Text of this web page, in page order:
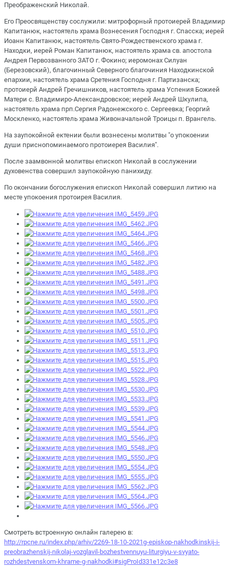
Преображенский Николай.
Его Преосвященству сослужили: митрофорный протоиерей Владимир
Капитанюк, настоятель храма Вознесения Господня г. Спасска; иерей
Иоанн Капитанюк, настоятель Свято-Рождественского храма г.
Находки, иерей Роман Капитанюк, настоятель храма св. апостола
Андрея Первозванного ЗАТО г. Фокино; иеромонах Силуан
(Березовский), благочинный Северного благочиния Находкинской
епархии, настоятель храма Сретения Господня г. Партизанска;
протоиерй Андрей Гречишников, настоятель храма Успения Божией
Матери с. Владимиро-Александровское; иерей Андрей Шкулипа,
настоятель храма прп.Сергия Радонежского с. Сергеевка; Георгий
Москленко, настоятель храма Живоначальной Троицы п. Врангель.
На заупокойной ектении были вознесены молитвы "о упокоении
души приснопоминаемого протоиерея Василия".
После заамвонной молитвы епископ Николай в сослужении
духовенства совершил заупокойную панихиду.
По окончании богослужения епископ Николай совершил литию на
месте упокоения протоирея Василия.
Смотреть встроенную онлайн галерею в:
http://rpcne.ru/index.php/arhiv/2269-18-10-2021g-episkop-nakhodkinskij-i-
preobrazhenskij-nikolaj-vozglavil-bozhestvennuyu-liturgiyu-v-svyato-
rozhdestvenskom-khrame-g-nakhodki#sigProId331e12c3e8